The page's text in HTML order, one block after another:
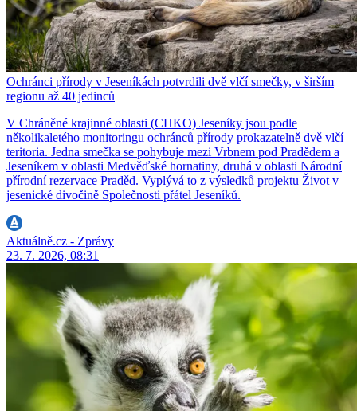
Ochránci přírody v Jeseníkách potvrdili dvě vlčí smečky, v širším
regionu až 40 jedinců
V Chráněné krajinné oblasti (CHKO) Jeseníky jsou podle
několikaletého monitoringu ochránců přírody prokazatelně dvě vlčí
teritoria. Jedna smečka se pohybuje mezi Vrbnem pod Pradědem a
Jeseníkem v oblasti Medvěďské hornatiny, druhá v oblasti Národní
přírodní rezervace Praděd. Vyplývá to z výsledků projektu Život v
jesenické divočině Společnosti přátel Jeseníků.
Aktuálně.cz - Zprávy
23. 7. 2026, 08:31